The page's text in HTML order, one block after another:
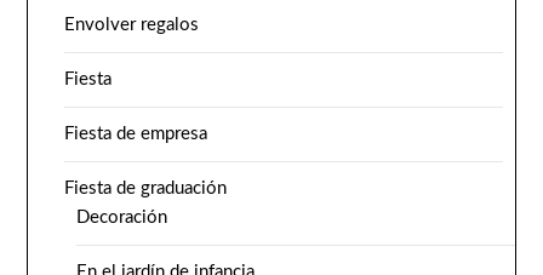
Envolver regalos
Fiesta
Fiesta de empresa
Fiesta de graduación
Decoración